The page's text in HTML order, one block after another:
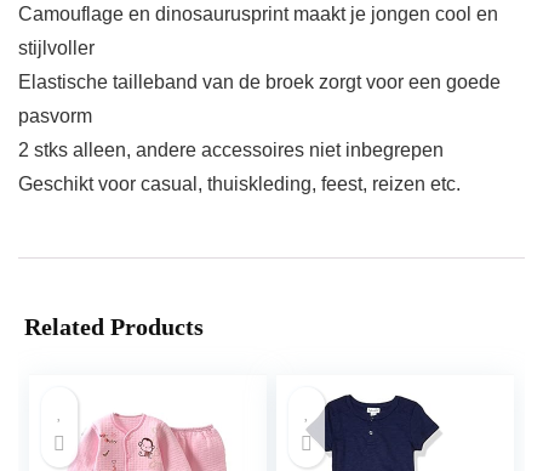
Camouflage en dinosaurusprint maakt je jongen cool en
stijlvoller
Elastische tailleband van de broek zorgt voor een goede
pasvorm
2 stks alleen, andere accessoires niet inbegrepen
Geschikt voor casual, thuiskleding, feest, reizen etc.
Related Products